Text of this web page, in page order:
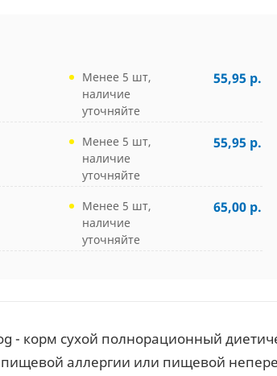
Менее 5 шт,
наличие
уточняйте
55,95 р.
Менее 5 шт,
наличие
уточняйте
55,95 р.
Менее 5 шт,
наличие
уточняйте
65,00 р.
- корм сухой полнорационный
аллергии или пищевой